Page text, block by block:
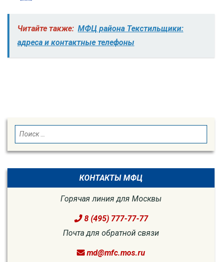
Читайте также: МФЦ района Текстильщики:
адреса и контактные телефоны
Search
for:
SEARCH
КОНТАКТЫ МФЦ
Горячая линия для Москвы
8 (495) 777-77-77
Почта для обратной связи
md@mfc.mos.ru